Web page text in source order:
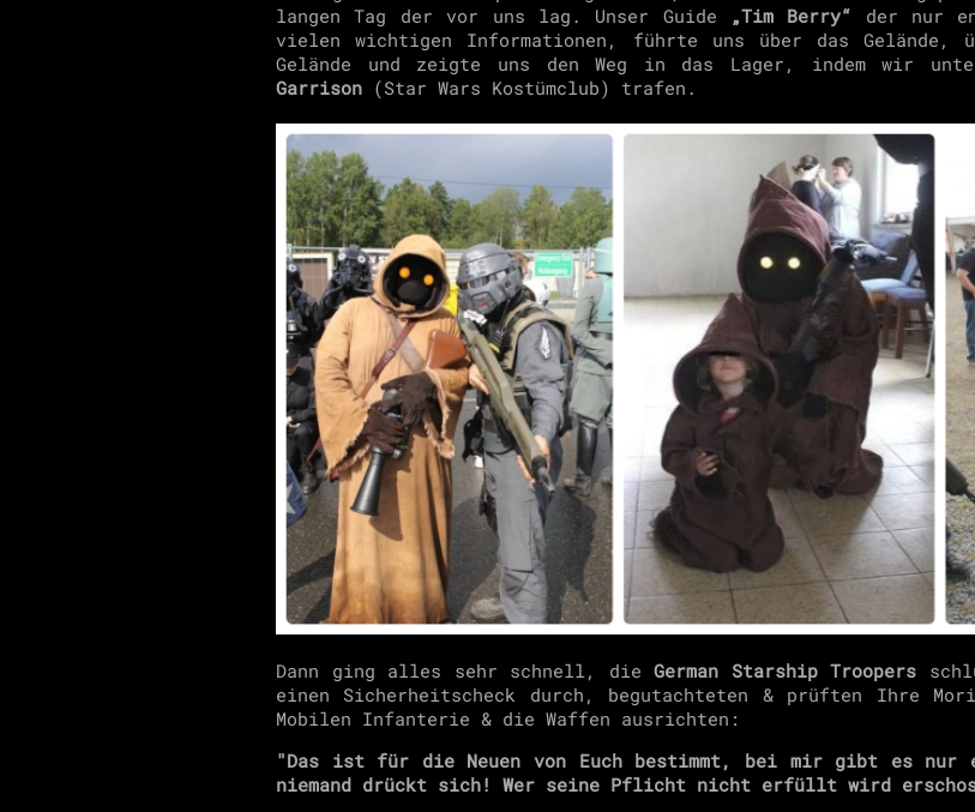
langen Tag der vor uns lag. Unser Guide „Tim Berry“ der nur
vielen wichtigen Informationen, führte uns über das Gelände,
Gelände und zeigte uns den Weg in das Lager, indem wir
Garrison (Star Wars Kostümclub) trafen.
Dann ging alles sehr schnell, dieGerman Starship Troopers
einen Sicherheitscheck durch, begutachteten & prüften Ihre
Mobilen Infanterie & die Waffen ausrichten:
"Das ist für die Neuen von Euch bestimmt, bei mir gibt es nur
niemand drückt sich! Wer seine Pflicht nicht erfüllt wird